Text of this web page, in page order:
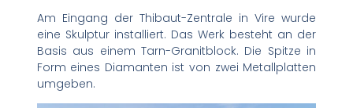
Am Eingang der Thibaut-Zentrale in Vire wurde
eine Skulptur installiert. Das Werk besteht an der
Basis aus einem Tarn-Granitblock. Die Spitze in
Form eines Diamanten ist von zwei Metallplatten
umgeben.